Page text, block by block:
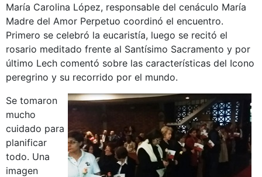
María Carolina López, responsable del cenáculo María
Madre del Amor Perpetuo coordinó el encuentro.
Primero se celebró la eucaristía, luego se recitó el
rosario meditado frente al Santísimo Sacramento y por
último Lech comentó sobre las características del Icono
peregrino y su recorrido por el mundo.
Se tomaron
mucho
cuidado para
planificar
todo. Una
imagen